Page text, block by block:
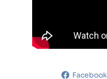
Facebook